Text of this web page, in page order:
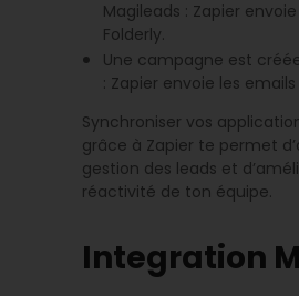
Magileads : Zapier envoie
Folderly.
Une campagne est
: Zapier envoie les
Synchroniser vos
grâce à Zapier te permet
gestion des leads et
réactivité de ton équipe.
Integration